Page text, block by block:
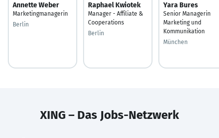
Annette Weber
Marketingmanagerin
Berlin
Raphael Kwiotek
Manager - Affiliate &
Cooperations
Berlin
Yara Bures
Senior Managerin
Marketing und
Kommunikation
München
XING – Das Jobs-Netzwerk